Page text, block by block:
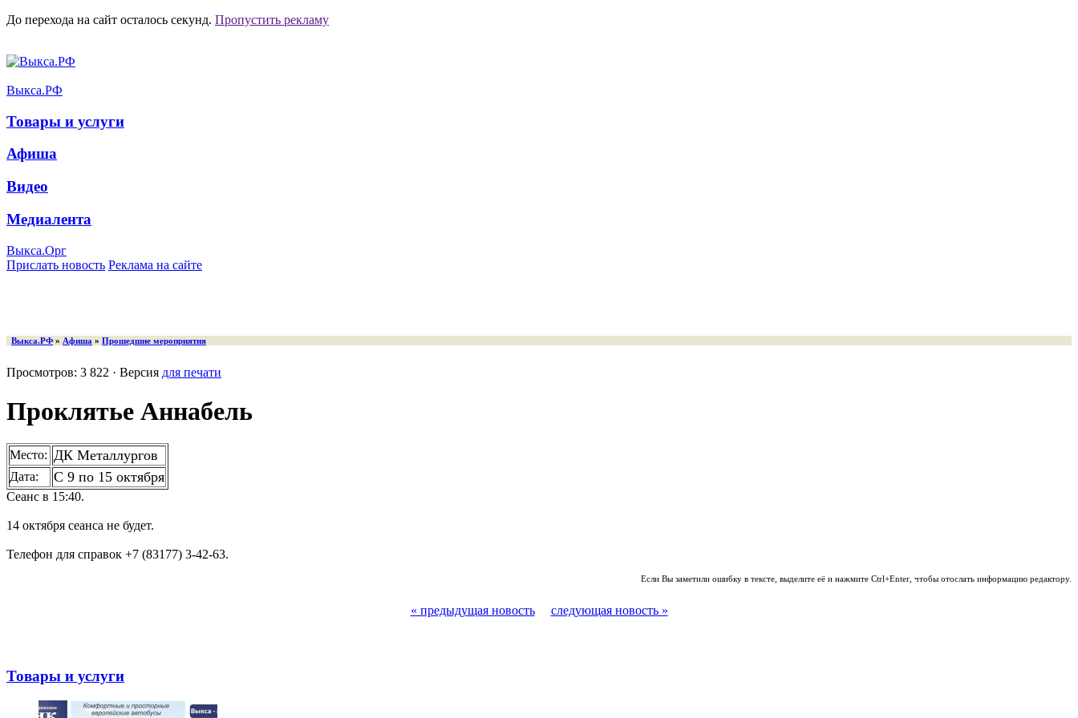
До перехода на сайт осталось секунд. Пропустить рекламу
Выкса.РФ
Товары и услуги
Афиша
Видео
Медиалента
Выкса.Орг
Прислать новость Реклама на сайте
Выкса.РФ » Афиша » Прошедшие мероприятия
Просмотров: 3 822 · Версия для печати
Проклятье Аннабель
Место: ДК Металлургов
Дата: С 9 по 15 октября
Сеанс в 15:40.
14 октября сеанса не будет.
Телефон для справок +7 (83177) 3-42-63.
Если Вы заметили ошибку в тексте, выделите её и нажмите Ctrl+Enter, чтобы отослать информацию редактору.
« предыдущая новость следующая новость »
Товары и услуги